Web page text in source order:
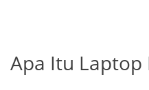
Apa Itu Laptop